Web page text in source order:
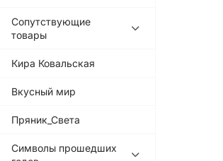
Сопутствующие
товары
Кира Ковальская
Вкусный мир
Пряник_Света
Символы прошедших